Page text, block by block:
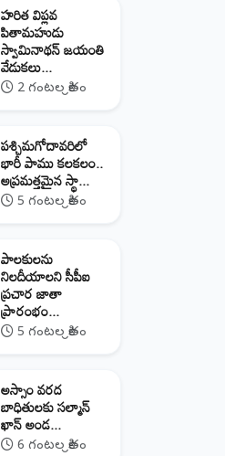
హరిత విప్లవ
పితామహుడు
స్వామినాథన్ జయంతి
వేడుకలు...
2 గంటల క్రితం
పశ్చిమగోదావరిలో
భారీ పాము కలకలం..
అప్రమత్తమైన స్థా...
5 గంటల క్రితం
పాలకులను
నిలదీయాలని సీపీఐ
ప్రచార జాతా
ప్రారంభం...
5 గంటల క్రితం
అస్సాం వరద
బాధితులకు సల్మాన్
ఖాన్ అండ...
6 గంటల క్రితం